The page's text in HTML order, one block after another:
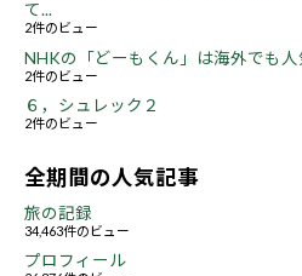
て...
2件のビュー
NHKの「どーもくん」は海外でも人
2件のビュー
６，シュレック２
2件のビュー
全期間の人気記事
旅の記録
34,463件のビュー
プロフィール